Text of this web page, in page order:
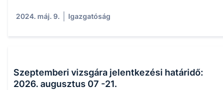
2024. máj. 9. Igazgatóság
Szeptemberi vizsgára jelentkezési határidő:
2026. augusztus 07 -21.